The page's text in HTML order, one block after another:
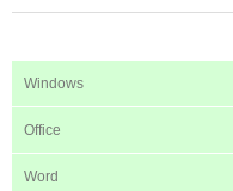
Windows
Office
Word